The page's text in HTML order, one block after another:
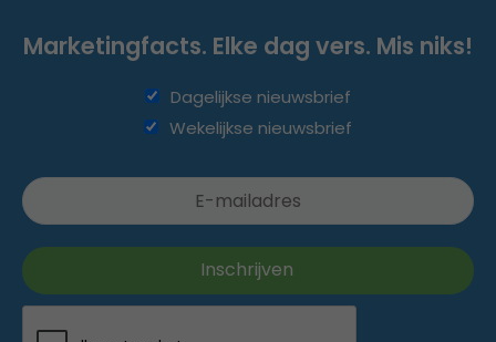
Marketingfacts. Elke dag vers. Mis niks!
Dagelijkse nieuwsbrief
Wekelijkse nieuwsbrief